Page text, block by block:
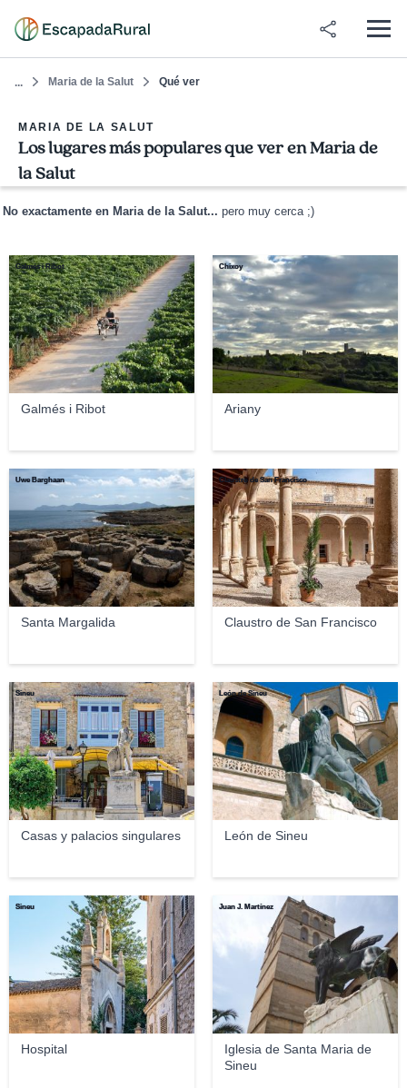
... Maria de la Salut Qué ver
MARIA DE LA SALUT
Los lugares más populares que ver en Maria de
la Salut
No exactamente en Maria de la Salut... pero muy cerca ;)
Galmés i Ribot
Galmés i Ribot
Ariany
Chixoy
Santa Margalida
Uwe Barghaan
Claustro de San Francisco
Claustro de San Francisco
Casas y palacios singulares
Sineu
León de Sineu
León de Sineu
Hospital
Sineu
Iglesia de Santa Maria de
Sineu
Juan J. Martínez